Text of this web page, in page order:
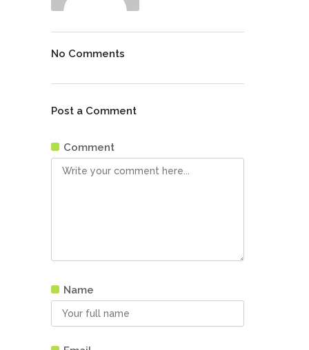
No Comments
Post a Comment
Comment
Name